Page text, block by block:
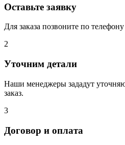
Оставьте заявку
Для заказа позвоните по телефону
2
Уточним детали
Наши менеджеры зададут
заказ.
3
Договор и оплата